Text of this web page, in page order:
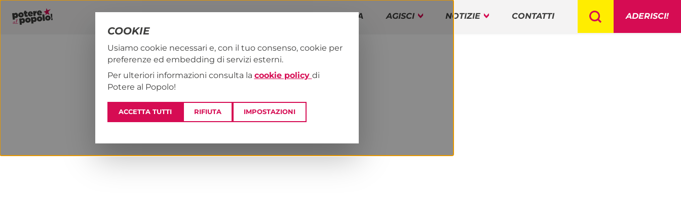
PROGRAMMA AGISCI NOTIZIE CONTATTI ADERISCI!
PAP! NOTIZIE NEWS & MEDIA
COOKIE
Usiamo cookie necessari e, con il tuo consenso, cookie per
preferenze ed embedding di servizi esterni.
Per ulteriori informazioni consulta la cookie policy di
Potere al Popolo!
ACCETTA TUTTI RIFIUTA IMPOSTAZIONI